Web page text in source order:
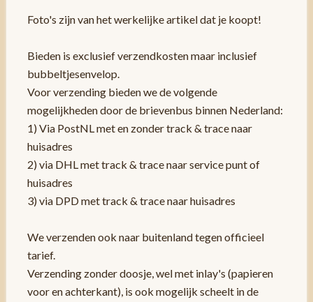
Foto's zijn van het werkelijke artikel dat je koopt!
Bieden is exclusief verzendkosten maar inclusief
bubbeltjesenvelop.
Voor verzending bieden we de volgende
mogelijkheden door de brievenbus binnen Nederland:
1) Via PostNL met en zonder track & trace naar
huisadres
2) via DHL met track & trace naar service punt of
huisadres
3) via DPD met track & trace naar huisadres
We verzenden ook naar buitenland tegen officieel
tarief.
Verzending zonder doosje, wel met inlay's (papieren
voor en achterkant), is ook mogelijk scheelt in de